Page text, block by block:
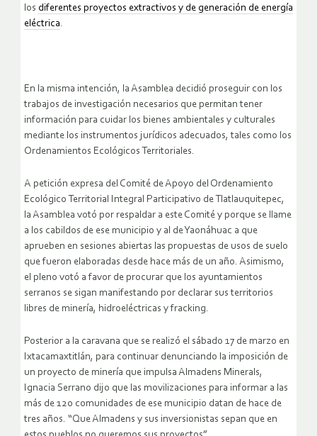
los diferentes proyectos extractivos y de generación de energía
eléctrica.
En la misma intención, la Asamblea decidió proseguir con los
trabajos de investigación necesarios que permitan tener
información para cuidar los bienes ambientales y culturales
mediante los instrumentos jurídicos adecuados, tales como los
Ordenamientos Ecológicos Territoriales.
A petición expresa del Comité de Apoyo del Ordenamiento
Ecológico Territorial Integral Participativo de Tlatlauquitepec,
la Asamblea votó por respaldar a este Comité y porque se llame
a los cabildos de ese municipio y al de Yaonáhuac a que
aprueben en sesiones abiertas las propuestas de usos de suelo
que fueron elaboradas desde hace más de un año. Asimismo,
el pleno votó a favor de procurar que los ayuntamientos
serranos se sigan manifestando por declarar sus territorios
libres de minería, hidroeléctricas y fracking.
Posterior a la caravana que se realizó el sábado 17 de marzo en
Ixtacamaxtitlán, para continuar denunciando la imposición de
un proyecto de minería que impulsa Almadens Minerals,
Ignacia Serrano dijo que las movilizaciones para informar a las
más de 120 comunidades de ese municipio datan de hace de
tres años. “Que Almadens y sus inversionistas sepan que en